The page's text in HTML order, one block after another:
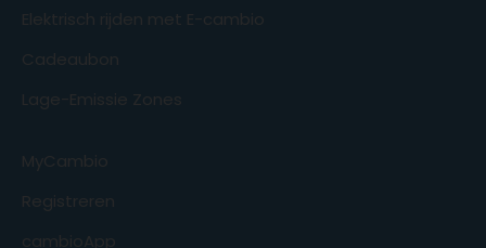
Elektrisch rijden met E-cambio
Cadeaubon
Lage-Emissie Zones
MyCambio
Registreren
cambioApp